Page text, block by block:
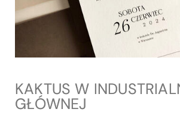
KAKTUS W
GŁÓWNEJ